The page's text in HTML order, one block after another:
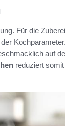
Für die
auf
reduziert